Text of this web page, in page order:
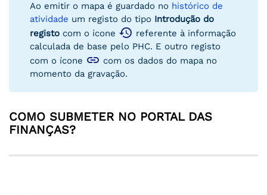
Ao emitir o mapa é guardado no histórico de
atividade um registo do tipo Introdução do
registo com o ícone restore referente à informação
calculada de base pelo PHC. E outro registo
com o ícone link com os dados do mapa no
momento da gravação.
COMO SUBMETER NO PORTAL DAS
FINANÇAS?